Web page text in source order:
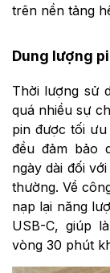
trên nền tảng
Dung lượng
Thời lượng sử
quá nhiều sự
pin được tối
đều đảm bảo
ngày dài đối
thường. Về
nạp lại năng
USB-C, giúp
vòng 30 phút